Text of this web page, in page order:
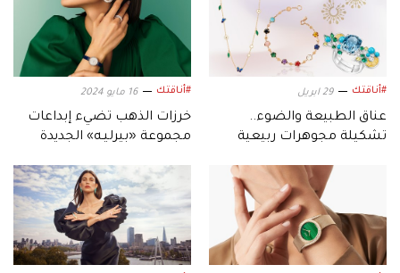
#أناقتك 29 ابريل
عناق الطبيعة والضوء..
تشكيلة مجوهرات ربيعية
#أناقتك 16 مايو 2024
خرزات الذهب تضيء إبداعات
مجموعة «بيرليـه» الجديدة